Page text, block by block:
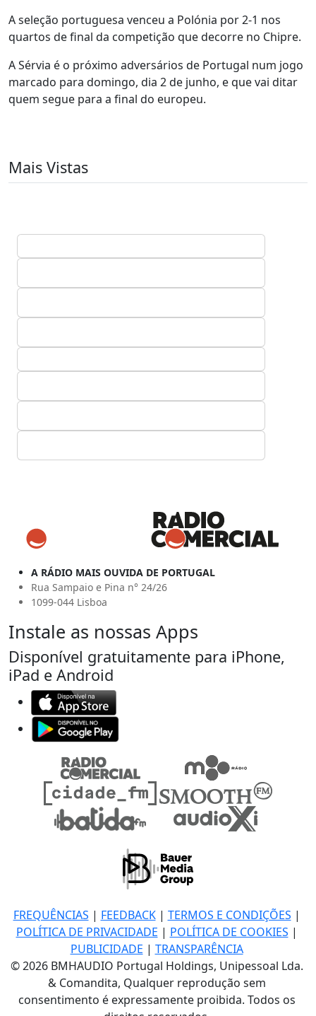
A seleção portuguesa venceu a Polónia por 2-1 nos
quartos de final da competição que decorre no Chipre.
A Sérvia é o próximo adversários de Portugal num jogo
marcado para domingo, dia 2 de junho, e que vai ditar
quem segue para a final do europeu.
Mais Vistas
A RÁDIO MAIS OUVIDA DE PORTUGAL
Rua Sampaio e Pina n° 24/26
1099-044 Lisboa
Instale as nossas Apps
Disponível gratuitamente para iPhone,
iPad e Android
FREQUÊNCIAS | FEEDBACK| TERMOS E CONDIÇÕES |
POLÍTICA DE PRIVACIDADE | POLÍTICA DE COOKIES |
PUBLICIDADE | TRANSPARÊNCIA
© 2026 BMHAUDIO Portugal Holdings, Unipessoal Lda.
& Comandita, Qualquer reprodução sem
consentimento é expressamente proibida. Todos os